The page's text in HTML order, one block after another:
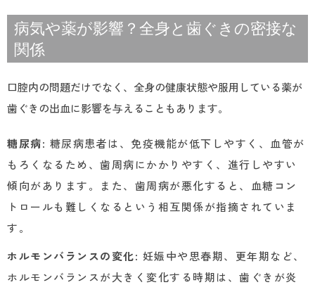
病気や薬が影響？全身と歯ぐきの密接な
関係
口腔内の問題だけでなく、全身の健康状態や服用している薬が
歯ぐきの出血に影響を与えることもあります。
糖尿病: 糖尿病患者は、免疫機能が低下しやすく、血管が
もろくなるため、歯周病にかかりやすく、進行しやすい
傾向があります。また、歯周病が悪化すると、血糖コン
トロールも難しくなるという相互関係が指摘されていま
す。
ホルモンバランスの変化: 妊娠中や思春期、更年期など、
ホルモンバランスが大きく変化する時期は、歯ぐきが炎